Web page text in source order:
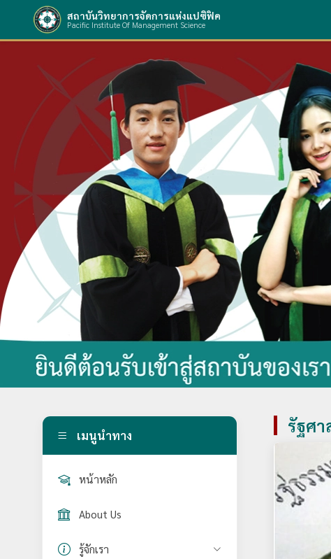
สถาบันวิทยาการจัดการแห่งแปซิฟิค
Pacific Institute Of Management Science
เมนูนำทาง
หน้าหลัก
About Us
รู้จักเรา
รัฐศ